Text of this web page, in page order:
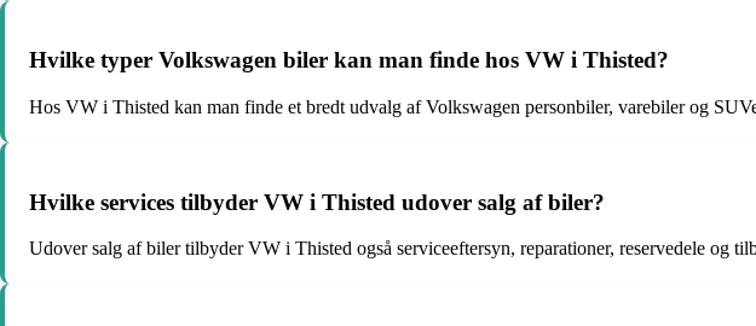
Hvilke typer Volkswagen biler kan man finde hos VW i Thisted?
Hos VW i Thisted kan man finde et bredt udvalg af Volkswagen personbiler, varebiler og
Hvilke services tilbyder VW i Thisted udover salg af biler?
Udover salg af biler tilbyder VW i Thisted også serviceeftersyn, reparationer, reservedele og